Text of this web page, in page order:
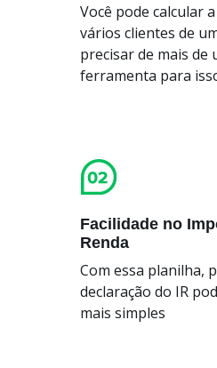
Você pode calcular
vários clientes de
precisar de mais de
ferramenta para
Facilidade no
Renda
Com essa planilha,
declaração do IR
mais simples